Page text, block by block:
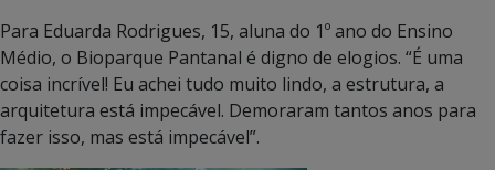
Para Eduarda Rodrigues, 15, aluna do 1º ano do Ensino
Médio, o Bioparque Pantanal é digno de elogios. “É uma
coisa incrível! Eu achei tudo muito lindo, a estrutura, a
arquitetura está impecável. Demoraram tantos anos para
fazer isso, mas está impecável”.